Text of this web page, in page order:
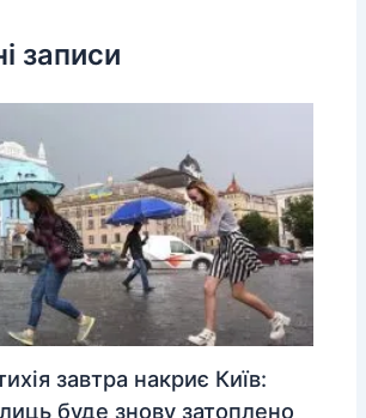
записи
завтра накриє Київ:
буде знову затоплено